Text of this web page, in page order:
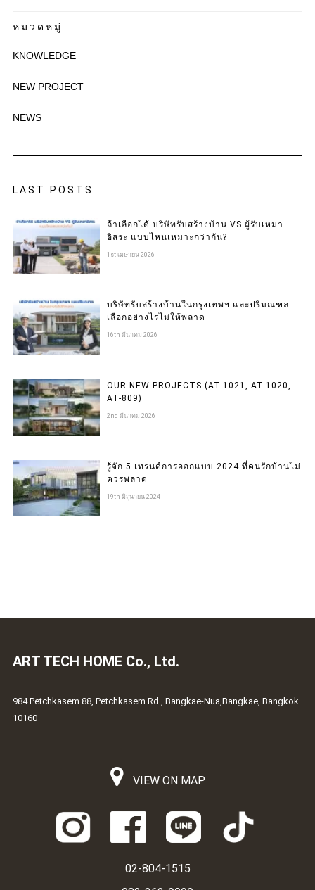
หมวดหมู่
KNOWLEDGE
NEW PROJECT
NEWS
LAST POSTS
ถ้าเลือกได้ บริษัทรับสร้างบ้าน VS ผู้รับเหมา
อิสระ แบบไหนเหมาะกว่ากัน?
1st เมษายน 2026
บริษัทรับสร้างบ้านในกรุงเทพฯ และปริมณฑล
เลือกอย่างไรไม่ให้พลาด
16th มีนาคม 2026
OUR NEW PROJECTS (AT-1021, AT-1020,
AT-809)
2nd มีนาคม 2026
รู้จัก 5 เทรนด์การออกแบบ 2024 ที่คนรักบ้านไม่
ควรพลาด
19th มิถุนายน 2024
ART TECH HOME Co., Ltd.
984 Petchkasem 88, Petchkasem Rd., Bangkae-Nua,Bangkae, Bangkok
10160
VIEW ON MAP
02-804-1515